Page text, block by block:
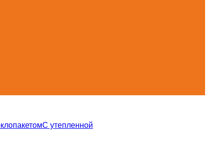
С утепленной